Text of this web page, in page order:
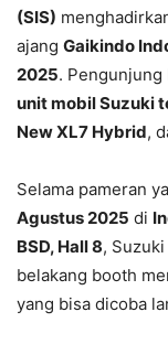
(SIS)
ajang Gaikindo
2025.
unit mobil Suzuki
New XL7 Hybrid,
Selama pameran
Agustus 2025 di
BSD, Hall 8,
belakang booth
yang bisa dicoba